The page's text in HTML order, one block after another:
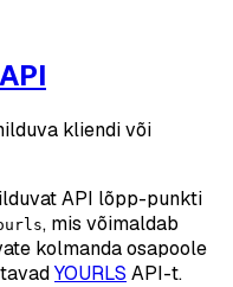
kliendi või
API lõpp-punkti
, mis võimaldab
kolmanda osapoole
YOURLS API-t.